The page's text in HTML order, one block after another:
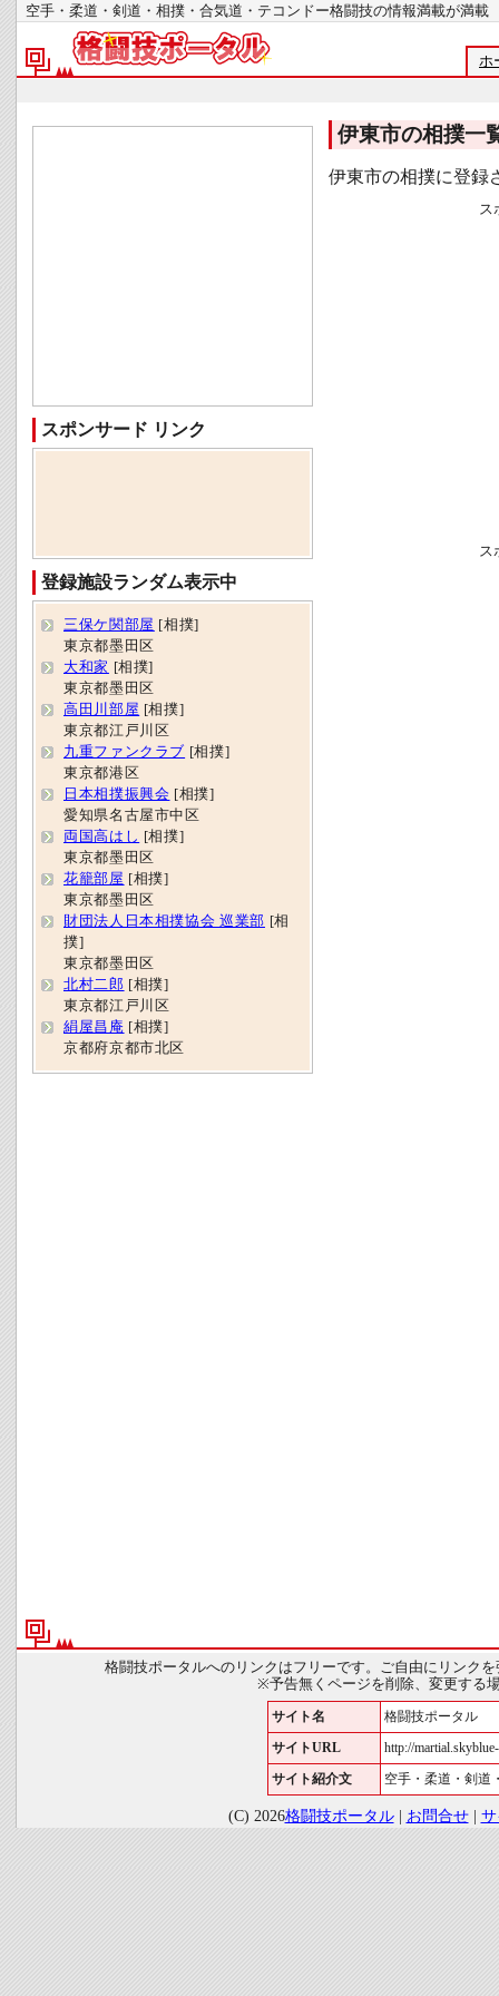
空手・柔道・剣道・相撲・合気道・テコンドー格闘技の情報満載が
ホ
伊東市の相撲一
伊東市の相撲に登録
ス
ス
スポンサード リンク
登録施設ランダム表示中
三保ケ関部屋 [相撲]
東京都墨田区
大和家 [相撲]
東京都墨田区
高田川部屋 [相撲]
東京都江戸川区
九重ファンクラブ [相撲]
東京都港区
日本相撲振興会 [相撲]
愛知県名古屋市中区
両国高はし [相撲]
東京都墨田区
花籠部屋 [相撲]
東京都墨田区
財団法人日本相撲協会 巡業部 [相
撲]
東京都墨田区
北村二郎 [相撲]
東京都江戸川区
絹屋昌庵 [相撲]
京都府京都市北区
格闘技ポータルへのリンクはフリーです。ご自由にリンク
※予告無くページを削除、変更する
サイト名 格闘技ポータル
サイトURL http://
サイト紹介文 空手・柔道・剣道
(C) 2026格闘技ポータル| お問合せ|